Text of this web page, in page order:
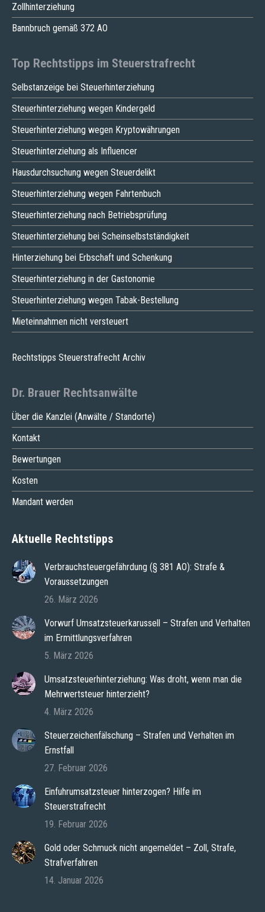
Zollhinterziehung
Bannbruch gemäß 372 AO
Top Rechtstipps im Steuerstrafrecht
Selbstanzeige bei Steuerhinterziehung
Steuerhinterziehung wegen Kindergeld
Steuerhinterziehung wegen Kryptowährungen
Steuerhinterziehung als Influencer
Hausdurchsuchung wegen Steuerdelikt
Steuerhinterziehung wegen Fahrtenbuch
Steuerhinterziehung nach Betriebsprüfung
Steuerhinterziehung bei Scheinselbstständigkeit
Hinterziehung bei Erbschaft und Schenkung
Steuerhinterziehung in der Gastonomie
Steuerhinterziehung wegen Tabak-Bestellung
Mieteinnahmen nicht versteuert
Rechtstipps Steuerstrafrecht Archiv
Dr. Brauer Rechtsanwälte
Über die Kanzlei (Anwälte / Standorte)
Kontakt
Bewertungen
Kosten
Mandant werden
Aktuelle Rechtstipps
Verbrauchsteuergefährdung (§ 381 AO): Strafe &
Voraussetzungen
26. März 2026
Vorwurf Umsatzsteuerkarussell – Strafen und Verhalten
im Ermittlungsverfahren
5. März 2026
Umsatzsteuerhinterziehung: Was droht, wenn man die
Mehrwertsteuer hinterzieht?
4. März 2026
Steuerzeichenfälschung – Strafen und Verhalten im
Ernstfall
27. Februar 2026
Einfuhrumsatzsteuer hinterzogen? Hilfe im
Steuerstrafrecht
19. Februar 2026
Gold oder Schmuck nicht angemeldet – Zoll, Strafe,
Strafverfahren
14. Januar 2026